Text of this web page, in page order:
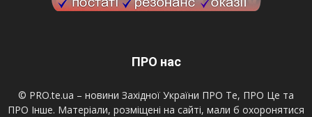
ПРО нас
© PRO.te.ua – новини Західної України ПРО Те, ПРО Це та
ПРО Інше. Матеріали, розміщені на сайті, мали б охоронятися